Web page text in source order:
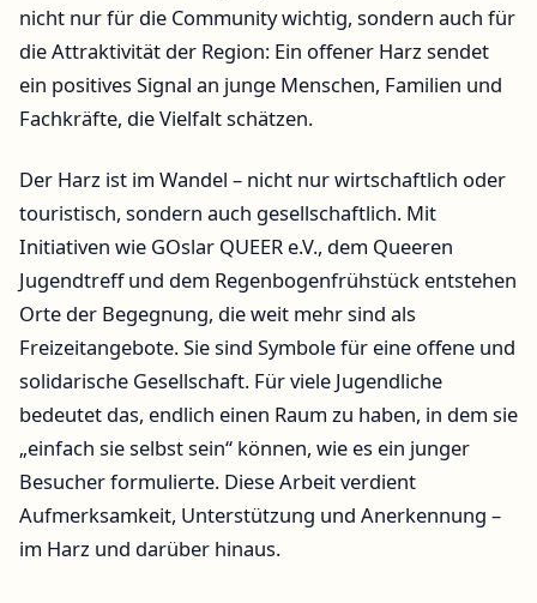
nicht nur für die Community wichtig, sondern auch für
die Attraktivität der Region: Ein offener Harz sendet
ein positives Signal an junge Menschen, Familien und
Fachkräfte, die Vielfalt schätzen.
Der Harz ist im Wandel – nicht nur wirtschaftlich oder
touristisch, sondern auch gesellschaftlich. Mit
Initiativen wie GOslar QUEER e.V., dem Queeren
Jugendtreff und dem Regenbogenfrühstück entstehen
Orte der Begegnung, die weit mehr sind als
Freizeitangebote. Sie sind Symbole für eine offene und
solidarische Gesellschaft. Für viele Jugendliche
bedeutet das, endlich einen Raum zu haben, in dem sie
„einfach sie selbst sein“ können, wie es ein junger
Besucher formulierte. Diese Arbeit verdient
Aufmerksamkeit, Unterstützung und Anerkennung –
im Harz und darüber hinaus.